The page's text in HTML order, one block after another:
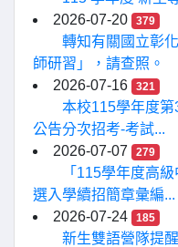
2026-07-20
379
轉知有關國立彰
師研習」，請查照。
2026-07-16
321
本校115學年度
公告分次招考-考試...
2026-07-07
279
「115學年度高
選入學續招簡章彙編...
2026-07-24
185
新生雙語營隊提